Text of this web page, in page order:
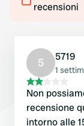
recensioni
5 5719
1
Non
recensione
intorno alle